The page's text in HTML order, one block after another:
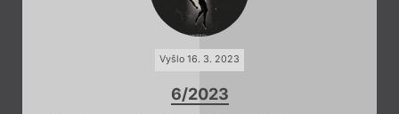
Vyšlo 16. 3. 2023
6/2023